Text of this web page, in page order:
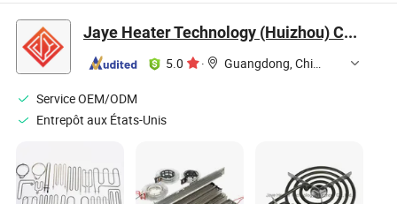
électrique à haute
densité avec
serpentin d'eau
110V 220V 380V
3kw 6kw 9kw 12kw
tubulaires
industrielle
eau élément
Jaye Heater Technology (Huizhou) Co., Ltd.
5.0 · Guangdong, China
Service OEM/ODM
Entrepôt aux États-Unis